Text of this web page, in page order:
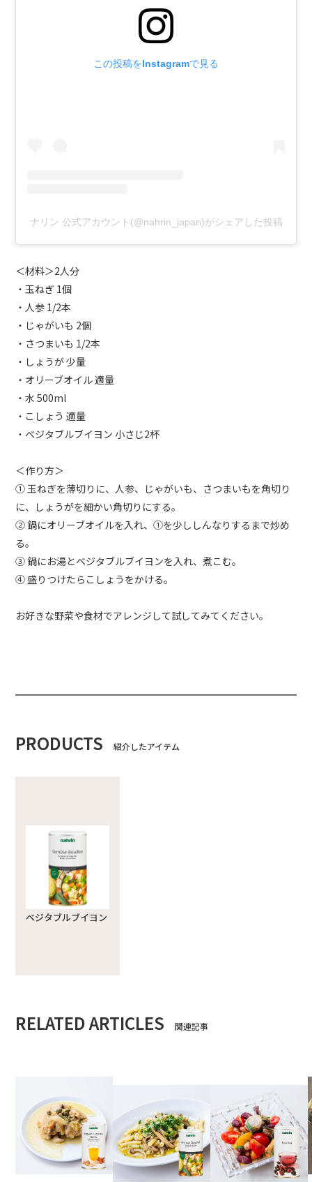
この投稿をInstagramで見る
ナリン 公式アカウント(@nahrin_japan)がシェアした投稿
＜材料＞2人分
・玉ねぎ 1個
・人参 1/2本
・じゃがいも 2個
・さつまいも 1/2本
・しょうが 少量
・オリーブオイル 適量
・水 500ml
・こしょう 適量
・ベジタブルブイヨン 小さじ2杯
＜作り方＞
① 玉ねぎを薄切りに、人参、じゃがいも、さつまいもを角切り
に、しょうがを細かい角切りにする。
② 鍋にオリーブオイルを入れ、①を少ししんなりするまで炒め
る。
③ 鍋にお湯とベジタブルブイヨンを入れ、煮こむ。
④ 盛りつけたらこしょうをかける。
お好きな野菜や食材でアレンジして試してみてください。
PRODUCTS 紹介したアイテム
ベジタブルブイヨン
RELATED ARTICLES 関連記事